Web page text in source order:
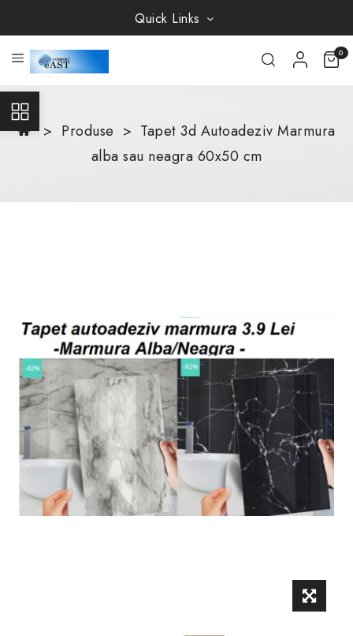
Quick Links
0
Produse
Tapet 3d Autoadeziv Marmura
alba sau neagra 60x50 cm